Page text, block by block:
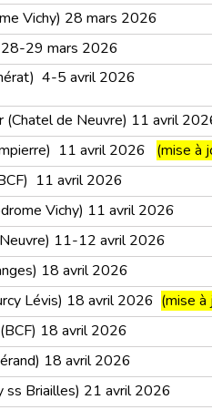
Vichy) 28 mars 2026
28-29 mars 2026
4-5 avril 2026
(Chatel de Neuvre) 11 avril
11 avril 2026 (mise à
11 avril 2026
Vichy) 11 avril 2026
11-12 avril 2026
18 avril 2026
Lévis) 18 avril 2026 (mise
18 avril 2026
18 avril 2026
ss Briailles) 21 avril 2026